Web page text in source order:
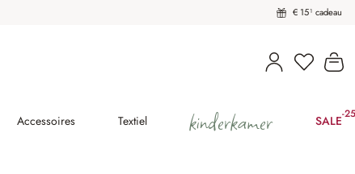
€ 15¹ cadeau
U heeft
Accessoires Textiel kinderkamer SALE-